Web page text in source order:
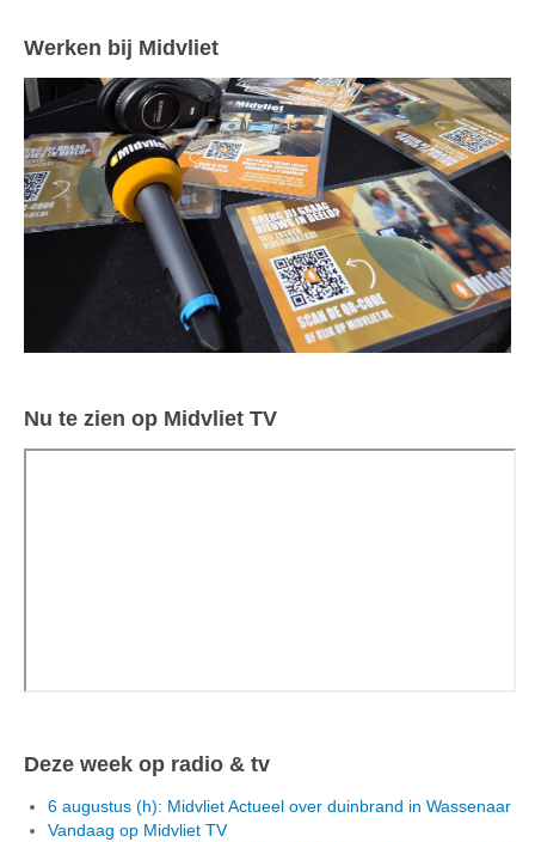
Werken bij Midvliet
Nu te zien op Midvliet TV
Deze week op radio & tv
6 augustus (h): Midvliet Actueel over duinbrand in Wassenaar
Vandaag op Midvliet TV